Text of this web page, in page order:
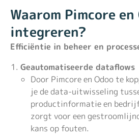
Waarom Pimcore en
integreren?
Efficiëntie in beheer en
Geautomatiseerde dataflows
Door Pimcore en Odoo te
je de data-uitwisseling
productinformatie en
zorgt voor een
kans op fouten.